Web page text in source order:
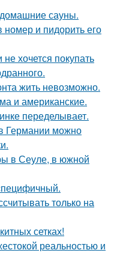
сауны.
номер и пидорить его
хочется покупать
жить невозможно.
и американские.
переделывает.
Германии можно
в Сеуле, в южной
только на
сетках!
реальностью и